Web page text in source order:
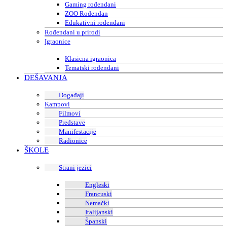
Gaming rođendani
ZOO Rođendan
Edukativni rođendani
Rođendani u prirodi
Igraonice
Klasicna igraonica
Tematski rođendani
DEŠAVANJA
Događaji
Kampovi
Filmovi
Predstave
Manifestacije
Radionice
ŠKOLE
Strani jezici
Engleski
Francuski
Nemački
Italijanski
Španski